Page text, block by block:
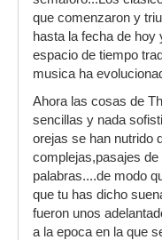
que comenzaron y
hasta la fecha de hoy
espacio de tiempo
musica ha
Ahora las cosas de
sencillas y nada
orejas se han nutrido
complejas,pasajes
palabras....de modo
que tu has dicho
fueron unos
a la epoca en la que